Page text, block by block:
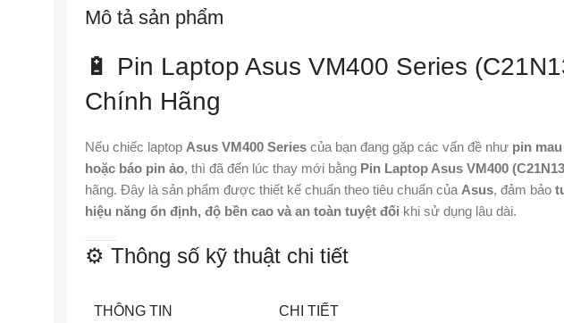
Mô tả sản phẩm
🔋 Pin Laptop Asus VM400 Series
Chính Hãng
Nếu chiếc laptop Asus VM400 Series của bạn đang gặp các vấn đề như pin
hoặc báo pin ảo, thì đã đến lúc thay mới bằng Pin Laptop Asus VM400
hãng. Đây là sản phẩm được thiết kế chuẩn theo tiêu chuẩn của Asus, đảm bảo
hiệu năng ổn định, độ bền cao và an toàn tuyệt đối khi sử dụng lâu dài.
⚙️ Thông số kỹ thuật chi tiết
THÔNG TIN CHI TIẾT